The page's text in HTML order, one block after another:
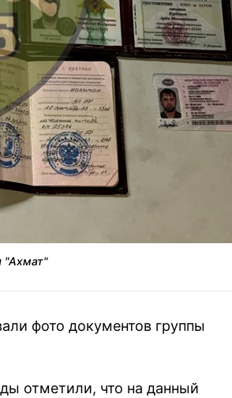
"Ахмат"
фото документов группы
отметили, что на данный